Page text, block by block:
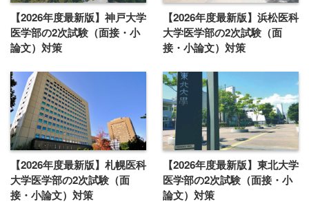
【2026年度最新版】神戸大学
医学部の2次試験（面接・小
論文）対策
【2026年度最新版】浜松医科
大学医学部の2次試験（面
接・小論文）対策
【2026年度最新版】札幌医科
大学医学部の2次試験（面
接・小論文）対策
【2026年度最新版】東北大学
医学部の2次試験（面接・小
論文）対策